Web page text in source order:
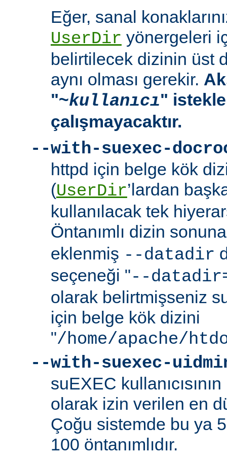
Eğer, sanal
UserDir yönergeleri
belirtilecek dizinin üst
aynı olması gerekir.
"~kullanıcı"
çalışmayacaktır.
--with-suexec-
httpd için belge kök
(UserDir’lardan
kullanılacak tek
Öntanımlı dizin
eklenmiş --datadir
seçeneği "--
olarak belirtmişseniz
için belge kök dizini
"/home/apache/
--with-suexec-
suEXEC
olarak izin verilen en
Çoğu sistemde bu ya
100 öntanımlıdır.